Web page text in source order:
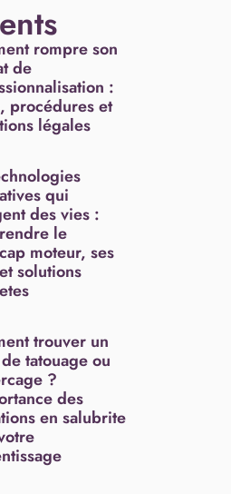
rompre son
de
:
procédures et
légales
qui
des vies :
le
moteur, ses
solutions
trouver un
tatouage ou
?
des
en salubrite